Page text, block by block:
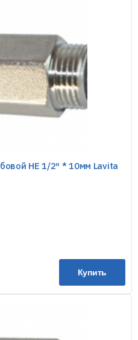
HE 1/2″ * 10мм Lavita
Купить